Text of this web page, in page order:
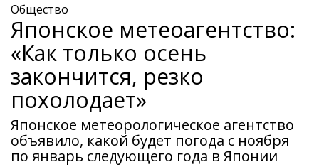
Общество
Японское метеоагентство:
«Как только осень
закончится, резко
похолодает»
Японское метеорологическое агентство
объявило, какой будет погода с ноября
по январь следующего года в Японии